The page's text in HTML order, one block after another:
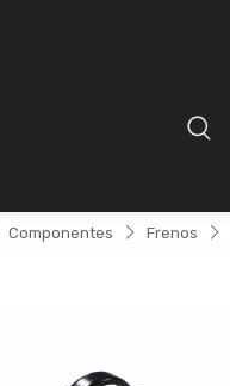
Componentes Frenos